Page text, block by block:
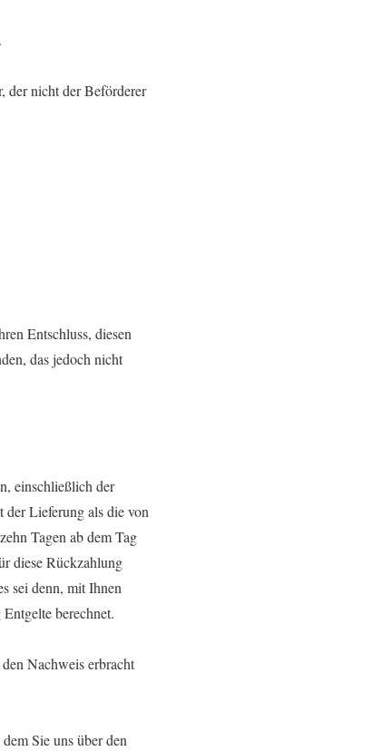
der nicht der Beförderer
Entschluss, diesen
das jedoch nicht
einschließlich der
der Lieferung als die von
Tagen ab dem Tag
diese Rückzahlung
sei denn, mit Ihnen
berechnet.
Nachweis erbracht
Sie uns über den